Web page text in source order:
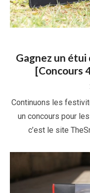
Gagnez un
[Concours
Continuons les
un concours pour
c’est le site